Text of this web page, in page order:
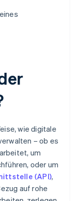
wie digitale
– ob es
um
oder um
(API),
auf rohe